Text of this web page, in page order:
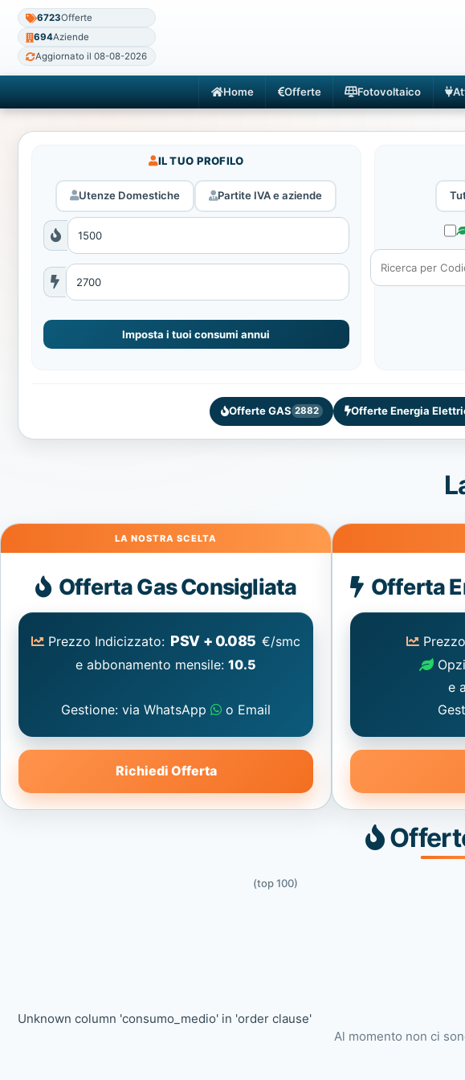
6723Offerte
694Aziende
Aggiornato il 08-08-2026
Home Offerte Fotovoltaico
IL TUO PROFILO
Utenze Domestiche Partite IVA e aziende
Imposta i tuoi consumi annui
Offerte GAS 2882 Offerte Energia
Gas
Offerta Gas Consigliata
Prezzo Indicizzato: PSV + 0.085 €/smc
e abbonamento mensile:10.5
Gestione: via WhatsApp o Email
Richiedi Offerta
Energia
Elettrica
Offerta
e
(top 100)
Unknown column 'consumo_medio' in 'order clause'
Al momento non ci